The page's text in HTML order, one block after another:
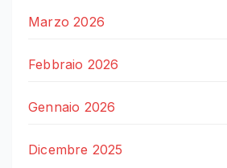
Marzo 2026
Febbraio 2026
Gennaio 2026
Dicembre 2025